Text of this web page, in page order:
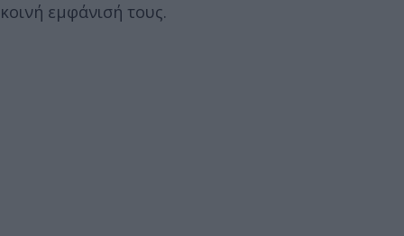
κοινή εμφάνισή τους.